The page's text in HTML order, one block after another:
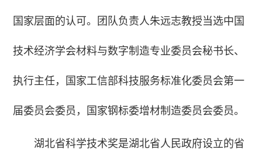
国家层面的认可。团队负责人朱远志教授当选中国
技术经济学会材料与数字制造专业委员会秘书长、
执行主任，国家工信部科技服务标准化委员会第一
届委员会委员，国家钢标委增材制造委员会委员。
湖北省科学技术奖是湖北省人民政府设立的省